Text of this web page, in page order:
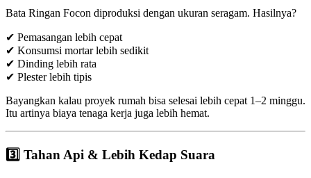
Bata Ringan Focon diproduksi dengan ukuran seragam. Hasilnya?
✔ Pemasangan lebih cepat
✔ Konsumsi mortar lebih sedikit
✔ Dinding lebih rata
✔ Plester lebih tipis
Bayangkan kalau proyek rumah bisa selesai lebih cepat 1–2 minggu.
Itu artinya biaya tenaga kerja juga lebih hemat.
3️⃣ Tahan Api & Lebih Kedap Suara